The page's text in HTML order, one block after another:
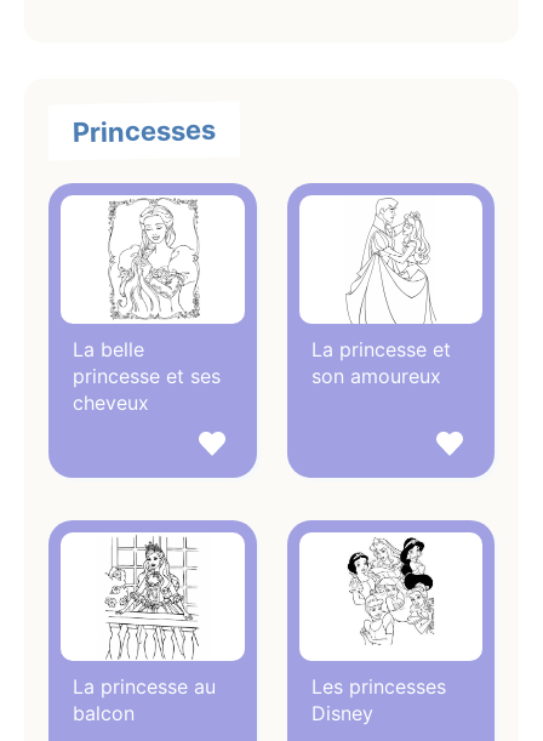
Princesses
La belle
princesse et ses
cheveux
La princesse et
son amoureux
La princesse au
balcon
Les princesses
Disney